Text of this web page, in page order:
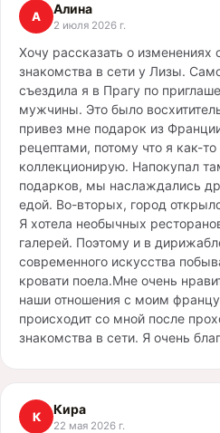
А Алина
2 июля 2026 г.
Хочу рассказать о изменениях
знакомства в сети у Лизы.
съездила я в Прагу по
мужчины. Это было
привез мне подарок из
рецептами, потому что я как-то
коллекционирую. Напокупал
подарков, мы наслаждались
едой. Во-вторых, город
Я хотела необычных
галерей. Поэтому и в
современного искусства
кровати поела.Мне очень
наши отношения с моим
происходит со мной после
знакомства в сети. Я очень
К Кира
22 мая 2026 г.